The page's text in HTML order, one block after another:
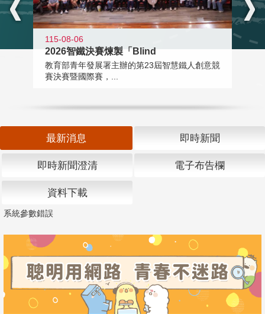
115-08-06
2026智鐵決賽煉製「Blind
教育部青年發展署主辦的第23屆智慧鐵人創意競
賽決賽暨國際賽，...
最新消息 即時新聞
即時新聞澄清 電子布告欄
資料下載
系統參數錯誤